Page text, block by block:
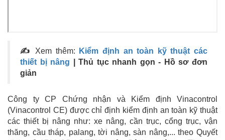
✍ Xem thêm:
Kiểm định an toàn kỹ thuật các
thiết bị nâng | Thủ tục nhanh gọn - Hồ sơ đơn
giản
Công ty CP Chứng nhận và Kiểm định Vinacontrol
(Vinacontrol CE) được chỉ định kiểm định an toàn kỹ thuật
các thiết bị nâng như: xe nâng, cần trục, cổng trục, vận
thăng, cầu tháp, palang, tời nâng, sàn nâng,... theo Quyết